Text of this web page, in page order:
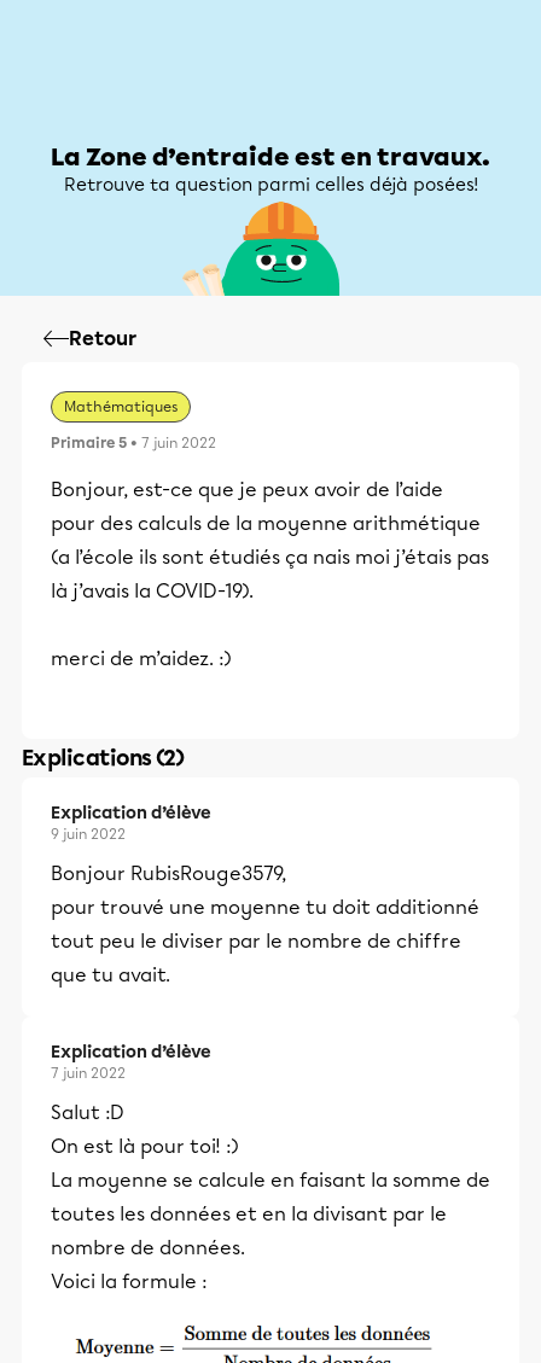
La Zone d’entraide est en travaux.
Retrouve ta question parmi celles déjà posées!
Retour
Mathématiques
Primaire 5 • 7 juin 2022
Bonjour, est-ce que je peux avoir de l’aide
pour des calculs de la moyenne arithmétique
(a l’école ils sont étudiés ça nais moi j’étais pas
là j’avais la COVID-19).
merci de m’aidez. :)
Explications (2)
Explication d’élève
9 juin 2022
Bonjour RubisRouge3579,
pour trouvé une moyenne tu doit additionné
tout peu le diviser par le nombre de chiffre
que tu avait.
Explication d’élève
7 juin 2022
Salut :D
On est là pour toi! :)
La moyenne se calcule en faisant la somme de
toutes les données et en la divisant par le
nombre de données.
Voici la formule :